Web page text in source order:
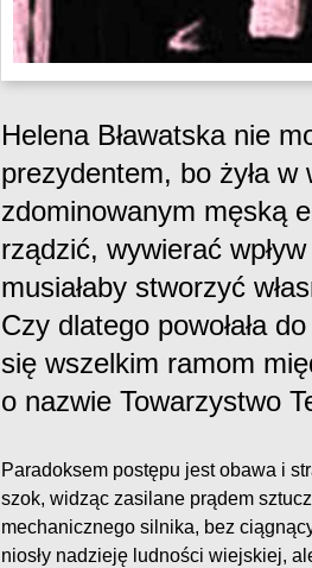
Helena Bławatska nie
prezydentem, bo żyła w
zdominowanym męską
rządzić, wywierać
musiałaby stworzyć
Czy dlatego powołała
się wszelkim ramom
o nazwie Towarzystwo
Paradoksem postępu jest obawa i
szok, widząc zasilane prądem
mechanicznego silnika, bez
niosły nadzieję ludności wiejskiej,